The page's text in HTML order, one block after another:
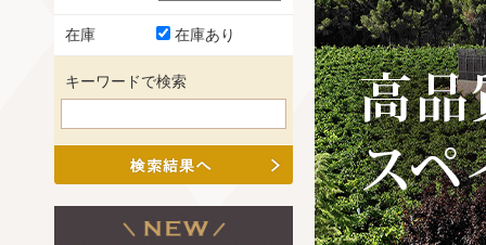
在庫 在庫あり
キーワードで検索